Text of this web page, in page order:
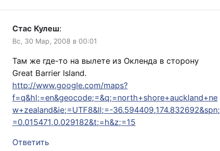
Стас Кулеш:
Вс, 30 Мар, 2008 в 00:01
Там же где-то на вылете из Окленда в сторону
Great Barrier Island.
http://www.google.com/maps?
f=q&hl;=en&geocode;=&q;=north+shore+auckland+ne
w+zealand&ie;=UTF8&ll;=-36.594409,174.832692&spn;
=0.015471,0.029182&t;=h&z;=15
Ответить